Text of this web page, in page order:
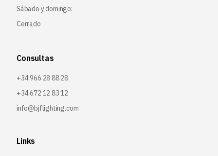
Sábado y domingo:
Cerrado
Consultas
+34 966 28 88 28
+34 672 12 83 12
info@bjflighting.com
Links